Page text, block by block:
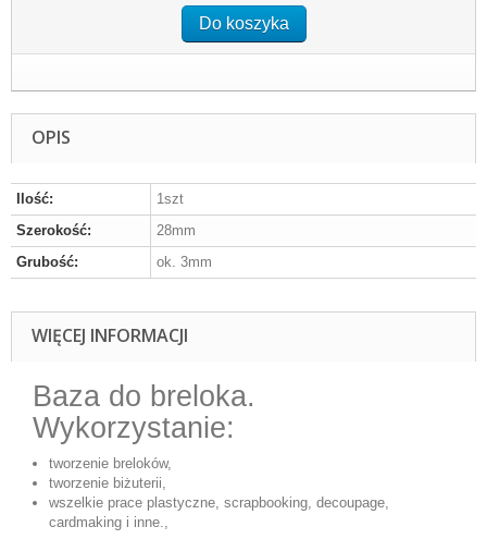
Do koszyka
OPIS
Ilość:
1szt
Szerokość:
28mm
Grubość:
ok. 3mm
WIĘCEJ INFORMACJI
Baza do breloka.
Wykorzystanie:
tworzenie breloków,
tworzenie biżuterii,
wszelkie prace plastyczne, scrapbooking, decoupage,
cardmaking i inne.,